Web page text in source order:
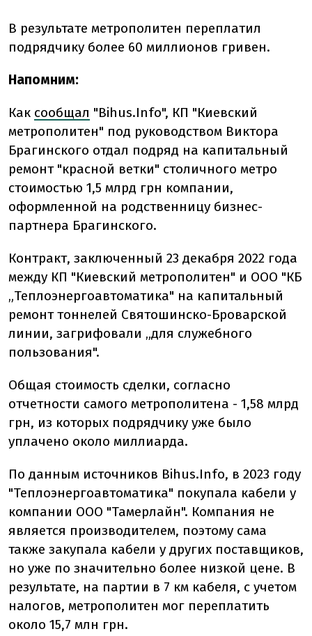
В результате метрополитен переплатил
подрядчику более 60 миллионов гривен.
Напомним:
Как сообщал "Bihus.Info", КП "Киевский
метрополитен" под руководством Виктора
Брагинского отдал подряд на капитальный
ремонт "красной ветки" столичного метро
стоимостью 1,5 млрд грн компании,
оформленной на родственницу бизнес-
партнера Брагинского.
Контракт, заключенный 23 декабря 2022 года
между КП "Киевский метрополитен" и ООО "КБ
„Теплоэнергоавтоматика" на капитальный
ремонт тоннелей Святошинско-Броварской
линии, загрифовали „для служебного
пользования".
Общая стоимость сделки, согласно
отчетности самого метрополитена - 1,58 млрд
грн, из которых подрядчику уже было
уплачено около миллиарда.
По данным источников Bihus.Info, в 2023 году
"Теплоэнергоавтоматика" покупала кабели у
компании ООО "Тамерлайн". Компания не
является производителем, поэтому сама
также закупала кабели у других поставщиков,
но уже по значительно более низкой цене. В
результате, на партии в 7 км кабеля, с учетом
налогов, метрополитен мог переплатить
около 15,7 млн грн.